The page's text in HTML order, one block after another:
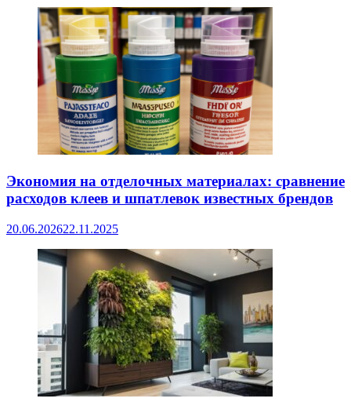
Экономия на отделочных материалах: сравнение
расходов клеев и шпатлевок известных брендов
20.06.202622.11.2025